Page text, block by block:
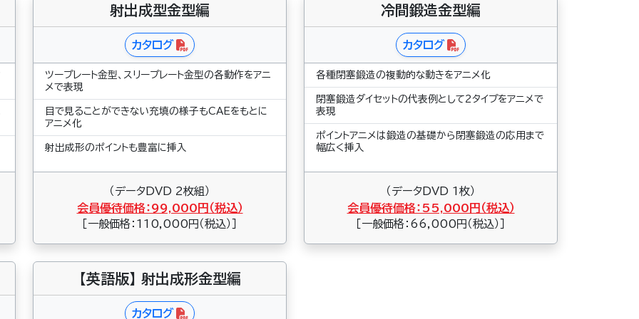
射出成型金型編
カタログ
ツープレート金型、スリープレート金型の各動作をアニ
メで表現
目で見ることができない充填の様子もCAEをもとに
アニメ化
射出成形のポイントも豊富に挿入
（データDVD 2枚組）
会員優待価格：99,000円（税込）
［一般価格：110,000円（税込）］
冷間鍛造金型編
カタログ
各種閉塞鍛造の複動的な動きをアニメ化
閉塞鍛造ダイセットの代表例として2タイプをアニメで
表現
ポイントアニメは鍛造の基礎から閉塞鍛造の応用まで
幅広く挿入
（データDVD 1枚）
会員優待価格：55,000円（税込）
［一般価格：66,000円（税込）］
【英語版】 射出成形金型編
カタログ